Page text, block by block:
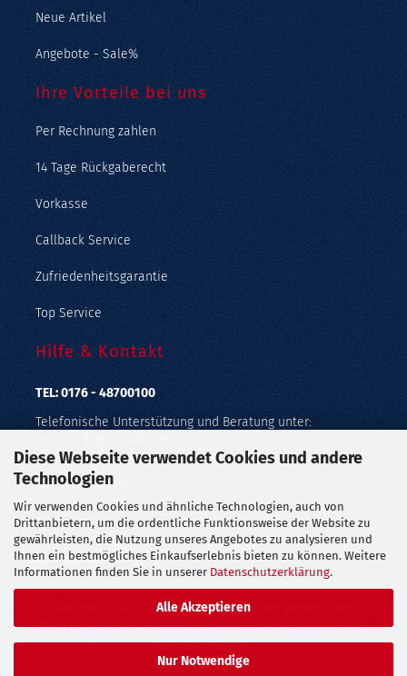
Diese Webseite verwendet Cookies und andere
Technologien
Wir verwenden Cookies und ähnliche Technologien, auch von
Drittanbietern, um die ordentliche Funktionsweise der Website zu
gewährleisten, die Nutzung unseres Angebotes zu analysieren und
Ihnen ein bestmögliches Einkaufserlebnis bieten zu können. Weitere
Informationen finden Sie in unserer Datenschutzerklärung.
Alle Akzeptieren
Nur Notwendige
Neue Artikel
Angebote - Sale%
Ihre Vorteile bei uns
Per Rechnung zahlen
14 Tage Rückgaberecht
Vorkasse
Callback Service
Zufriedenheitsgarantie
Top Service
Hilfe & Kontakt
TEL: 0176 - 48700100
Telefonische Unterstützung und Beratung unter:
Geprüfter Online Shop mit Geld-zurück-Garantie.
Callback Service
Merkzettel
Kontaktformular
Alle Preise verstehen sich inklusive der gesetzlichen
Mehrwertsteuer, zzgl.Versandkostensoweit nicht anders
gekennzeichnet.